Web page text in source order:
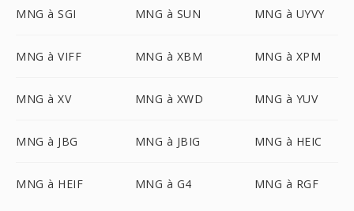
MNG à SGI MNG à SUN MNG à UYVY
MNG à VIFF MNG à XBM MNG à XPM
MNG à XV MNG à XWD MNG à YUV
MNG à JBG MNG à JBIG MNG à HEIC
MNG à HEIF MNG à G4 MNG à RGF